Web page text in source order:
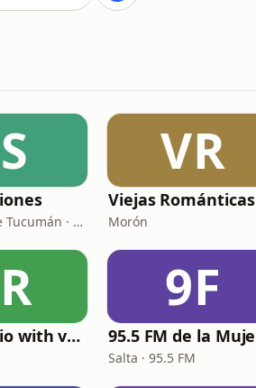
San Miguel de Tucumán · 95.1 FM
VR
Viejas Románticas
Morón
Poetic Radio with varieties
9F
Salta · 95.5 FM